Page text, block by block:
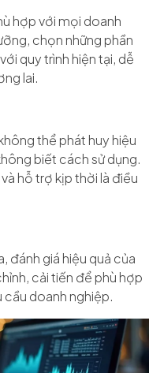
hợp với mọi doanh
chọn những phần
quy trình hiện tại, dễ
lai.
thể phát huy hiệu
biết cách sử dụng.
hỗ trợ kịp thời là điều
đánh giá hiệu quả của
cải tiến để phù hợp
cầu doanh nghiệp.